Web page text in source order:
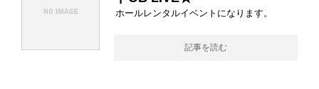
ホールレンタルイベントになります。
記事を読む